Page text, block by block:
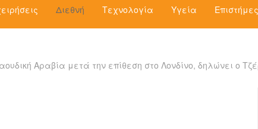
Διεθνή Τεχνολογία Υγεία Επιστήμες
Αραβία μετά την επίθεση στο Λονδίνο, δηλώνει ο